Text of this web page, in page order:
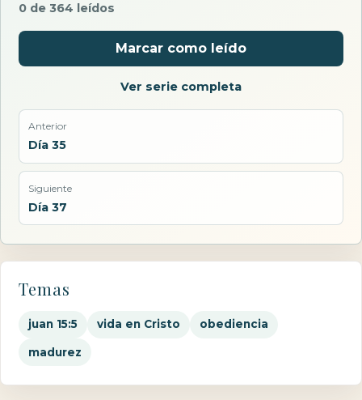
0 de 364 leídos
Marcar como leído
Ver serie completa
Anterior
Día 35
Siguiente
Día 37
Temas
juan 15:5 vida en Cristo obediencia
madurez